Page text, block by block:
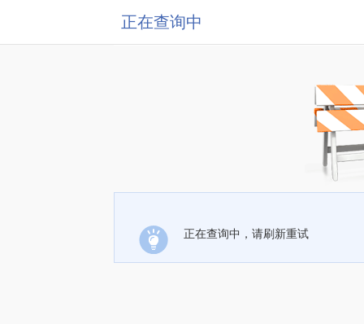
正在查询中
正在查询中，请刷新重试